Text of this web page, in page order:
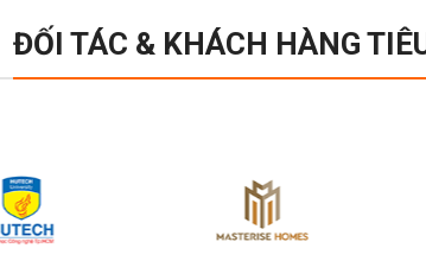
ĐỐI TÁC & KHÁCH HÀNG